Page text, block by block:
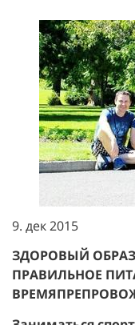
9. дек 2015
ЗДОРОВЫЙ
ПРАВИЛЬНОЕ